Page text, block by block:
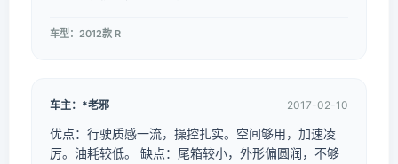
车型：2012款 R
车主：*老邪 2017-02-10
优点：行驶质感一流，操控扎实。空间够用，加速凌
厉。油耗较低。 缺点：尾箱较小，外形偏圆润，不够